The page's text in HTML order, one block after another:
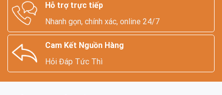
Hỗ trợ trực tiếp
Nhanh gọn, chính xác, online 24/7
Cam Kết Nguồn Hàng
Hỏi Đáp Tức Thì